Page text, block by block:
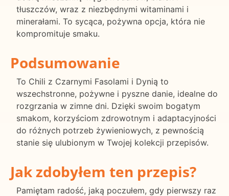
tłuszczów, wraz z niezbędnymi witaminami i
minerałami. To sycąca, pożywna opcja, która nie
kompromituje smaku.
Podsumowanie
To Chili z Czarnymi Fasolami i Dynią to
wszechstronne, pożywne i pyszne danie, idealne do
rozgrzania w zimne dni. Dzięki swoim bogatym
smakom, korzyściom zdrowotnym i adaptacyjności
do różnych potrzeb żywieniowych, z pewnością
stanie się ulubionym w Twojej kolekcji przepisów.
Jak zdobyłem ten przepis?
Pamiętam radość, jaką poczułem, gdy pierwszy raz